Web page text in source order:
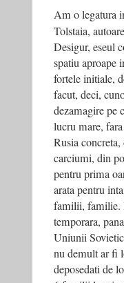
Am o legatura
Tolstaia,
Desigur, eseul
spatiu aproape
fortele initiale,
facut, deci,
dezamagire pe
lucru mare,
Rusia
carciumi, din
pentru prima
arata pentru
familii, familie.
temporara,
Uniunii
nu demult ar fi
deposedati de